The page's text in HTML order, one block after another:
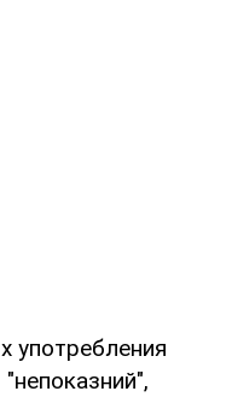
употребления